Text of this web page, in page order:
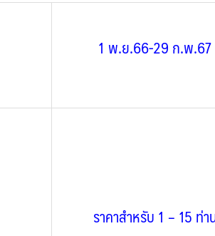
1 พ.ย.66-29 ก.พ.67
ราคาสำหรับ 1 – 15 ท่า